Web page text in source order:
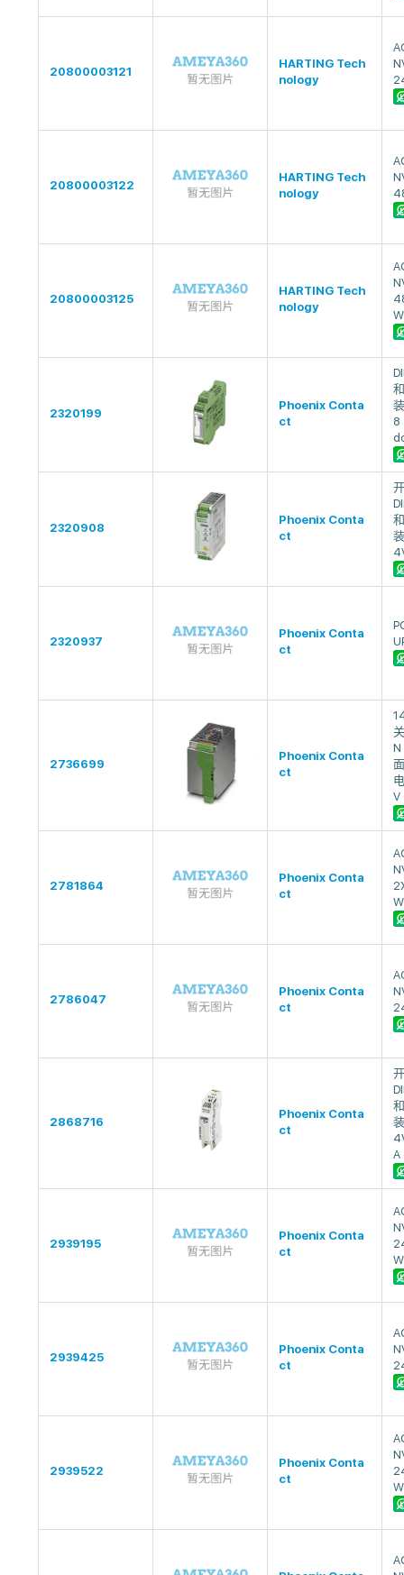
20800003121
HARTING Tech
nology
20800003122
HARTING Tech
nology
20800003125
HARTING Tech
nology
W
2320199
Phoenix Conta
ct
8
2320908
Phoenix Conta
ct
2320937
Phoenix Conta
ct
2736699
Phoenix Conta
ct
N
V
2781864
Phoenix Conta
ct
W
2786047
Phoenix Conta
ct
2868716
Phoenix Conta
ct
A
2939195
Phoenix Conta
ct
W
2939425
Phoenix Conta
ct
2939522
Phoenix Conta
ct
W